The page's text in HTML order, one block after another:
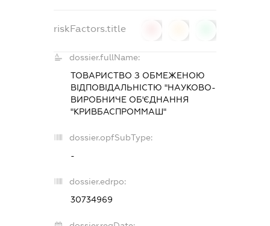
riskFactors.title
dossier.fullName:
ТОВАРИСТВО З ОБМЕЖЕНОЮ
ВІДПОВІДАЛЬНІСТЮ "НАУКОВО-
ВИРОБНИЧЕ ОБ'ЄДНАННЯ
"КРИВБАСПРОММАШ"
dossier.opfSubType:
-
dossier.edrpo:
30734969